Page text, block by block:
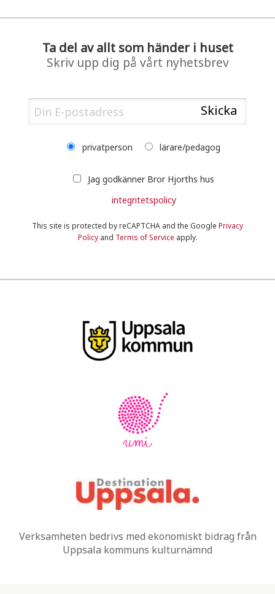
Ta del av allt som händer i huset
Skriv upp dig på vårt nyhetsbrev
privatperson lärare/pedagog
Jag godkänner Bror Hjorths hus
integritetspolicy
This site is protected by reCAPTCHA and the Google Privacy
Policyand Terms of Service apply.
Verksamheten bedrivs med ekonomiskt bidrag från
Uppsala kommuns kulturnämnd